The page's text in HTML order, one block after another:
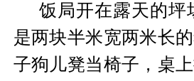
饭局开在露天的坪
是两块半米宽两米长
子狗儿凳当椅子，桌